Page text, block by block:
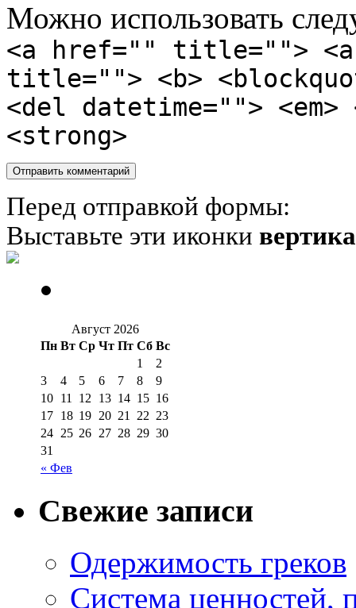
Можно использовать
<a href="" title="">
title=""> <b>
<del datetime="">
<strong>
Перед отправкой формы:
Выставьте эти иконки
Август 2026
Пн Вт Ср Чт Пт Сб Вс
« Фев
1
2
3
4 5 6 7 8
9
10 11 12 13 14 15 16
17 18 19 20 21 22 23
24 25 26 27 28 29 30
31
Свежие записи
Одержимость греков
Система ценностей,